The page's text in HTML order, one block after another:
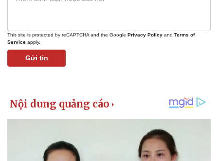
This site is protected by reCAPTCHA and the Google Privacy Policy and Terms of
Service apply.
Gửi tin